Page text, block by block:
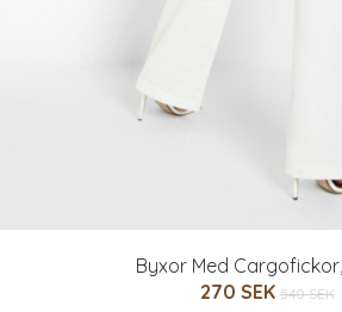
Byxor Med
270 SEK 540 SEK